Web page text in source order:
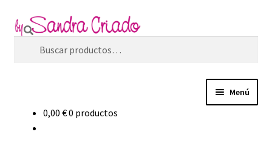
Ir
a
Ir
al
contenido
Buscar
Menú
0,00 €0 productos